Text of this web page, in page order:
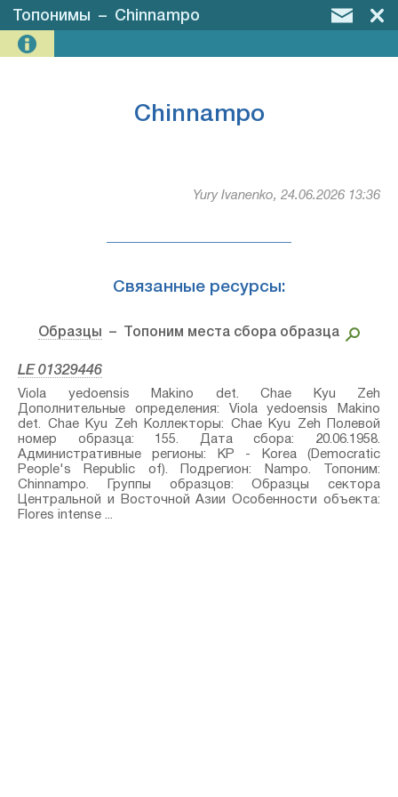
Топонимы – Chinnampo
Chinnampo
Yury Ivanenko, 24.06.2026 13:36
Связанные ресурсы:
Образцы – Топоним места сбора образца
LE 01329446
Viola yedoensis Makino⁣ det. Chae Kyu Zeh
Дополнительные определения: Viola yedoensis Makino⁣
det. Chae Kyu Zeh Коллекторы: Chae Kyu Zeh Полевой
номер образца: 155. Дата сбора: 20.06.1958.
Административные регионы: KP - Korea (Democratic
People's Republic of). Подрегион: Nampo. Топоним:
Chinnampo. Группы образцов: Образцы сектора
Центральной и Восточной Азии Особенности объекта:
Flores intense ...